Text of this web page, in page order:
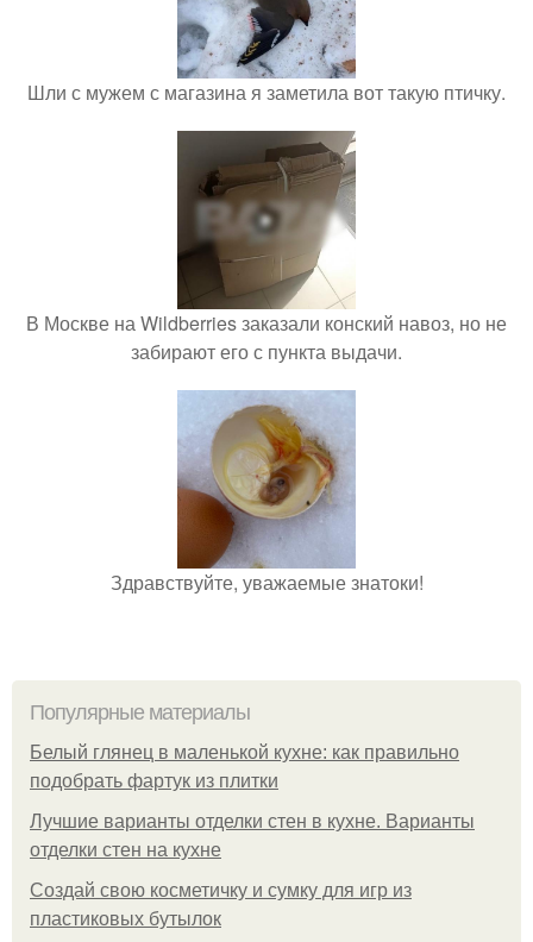
Шли с мужем с магазина я заметила вот такую птичку.
В Москве на Wildberries заказали конский навоз, но не
забирают его с пункта выдачи.
Здравствуйте, уважаемые знатоки!
Популярные материалы
Белый глянец в маленькой кухне: как правильно
подобрать фартук из плитки
Лучшие варианты отделки стен в кухне. Варианты
отделки стен на кухне
Создай свою косметичку и сумку для игр из
пластиковых бутылок